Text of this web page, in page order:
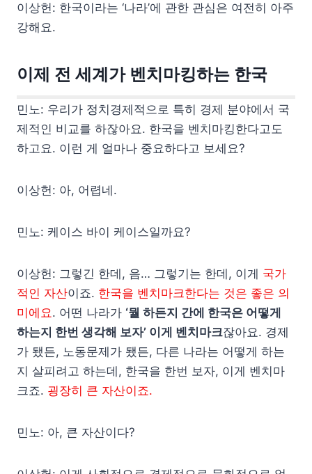
이상헌: 한국이라는 ‘나라’에 관한 관심은 여전히 아주
강해요.
이제 전 세계가 벤치마킹하는 한국
민노: 우리가 정치경제적으로 특히 경제 분야에서 국
제적인 비교를 하잖아요. 한국을 벤치마킹한다고도
하고요. 이런 게 얼마나 중요하다고 보세요?
이상헌: 아, 어렵네.
민노: 케이스 바이 케이스일까요?
이상헌: 그렇긴 한데, 음… 그렇기는 한데, 이게 국가
적인 자산이죠. 한국을 벤치마크한다는 것은 좋은 의
미에요. 어떤 나라가 ‘뭘 하든지 간에 한국은 어떻게
하는지 한번 생각해 보자’ 이게 벤치마크잖아요. 경제
가 됐든, 노동문제가 됐든, 다른 나라는 어떻게 하는
지 살피려고 하는데, 한국을 한번 보자, 이게 벤치마
크죠. 굉장히 큰 자산이죠.
민노: 아, 큰 자산이다?